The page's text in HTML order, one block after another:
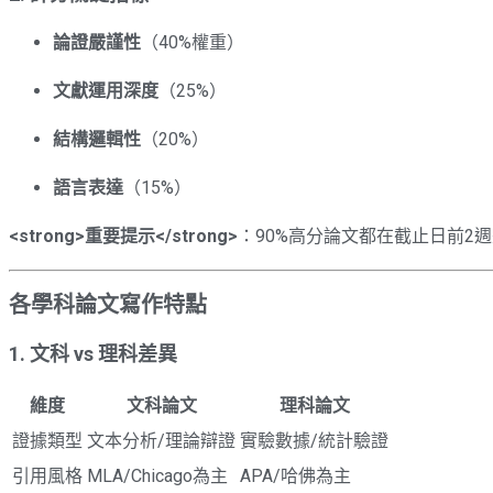
論證嚴謹性 （40%權重）
文獻運用深度 （25%）
結構邏輯性 （20%）
語言表達 （15%）
<strong>重要提示</strong> ：90%高分論文都在截止日前2
各學科論文寫作特點
1. 文科 vs 理科差異
維度 文科論文
理科論文
證據類型 文本分析/理論辯證 實驗數據/統計驗證
引用風格 MLA/Chicago為主
APA/哈佛為主